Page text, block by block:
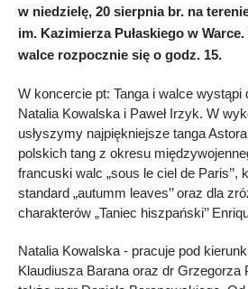
w niedzielę, 20 sierpnia br. na
im. Kazimierza Pułaskiego w
walce rozpocznie się o godz. 15.
W koncercie pt: Tanga i walce wystąpi
Natalia Kowalska i Paweł Irzyk. W
usłyszymy najpiękniejsze tanga
polskich tang z okresu
francuski walc „sous le ciel de
standard „autumm leaves’’ oraz dla
charakterów „Taniec hiszpański’’
Natalia Kowalska - pracuje pod
Klaudiusza Barana oraz dr Grzegorza